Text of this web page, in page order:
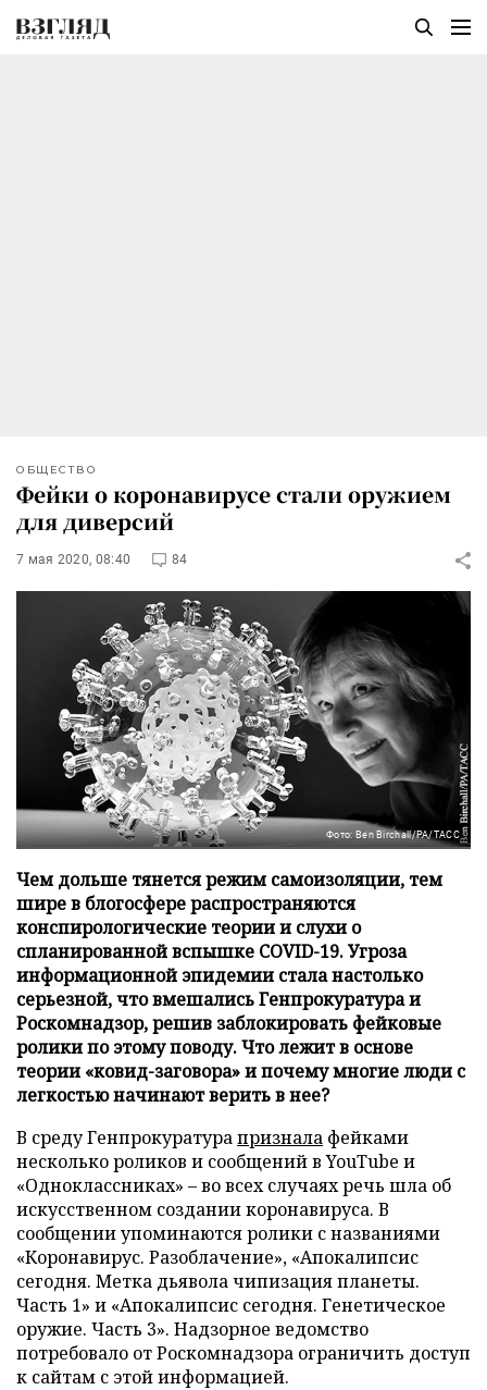
ОБЩЕСТВО
Фейки о коронавирусе стали оружием
для диверсий
7 мая 2020, 08:40 84
Фото: Ben Birchall/PA/ТАСС
Чем дольше тянется режим самоизоляции, тем
шире в блогосфере распространяются
конспирологические теории и слухи о
спланированной вспышке COVID-19. Угроза
информационной эпидемии стала настолько
серьезной, что вмешались Генпрокуратура и
Роскомнадзор, решив заблокировать фейковые
ролики по этому поводу. Что лежит в основе
теории «ковид-заговора» и почему многие люди с
легкостью начинают верить в нее?
В среду Генпрокуратурапризнала фейками
несколько роликов и сообщений в YouТube и
«Одноклассниках» – во всех случаях речь шла об
искусственном создании коронавируса. В
сообщении упоминаются ролики с названиями
«Коронавирус. Разоблачение», «Апокалипсис
сегодня. Метка дьявола чипизация планеты.
Часть 1» и «Апокалипсис сегодня. Генетическое
оружие. Часть 3». Надзорное ведомство
потребовало от Роскомнадзора ограничить доступ
к сайтам с этой информацией.